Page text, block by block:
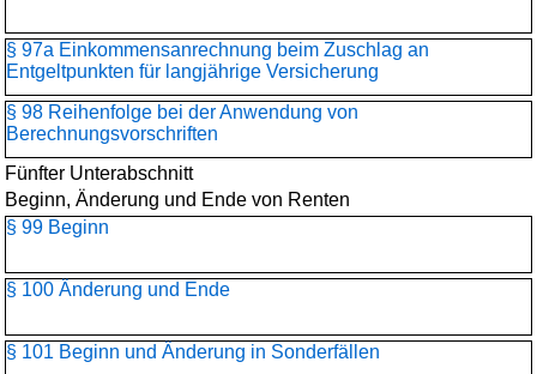
§ 97a Einkommensanrechnung beim Zuschlag an
Entgeltpunkten für langjährige Versicherung
§ 98 Reihenfolge bei der Anwendung von
Berechnungsvorschriften
Fünfter Unterabschnitt
Beginn, Änderung und Ende von Renten
§ 99 Beginn
§ 100 Änderung und Ende
§ 101 Beginn und Änderung in Sonderfällen